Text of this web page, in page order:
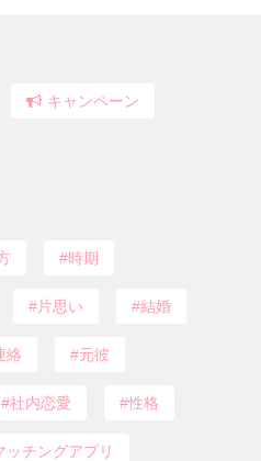
キャンペーン
時期
片思い 結婚
絡 元彼
社内恋愛 性格
ッチングアプリ